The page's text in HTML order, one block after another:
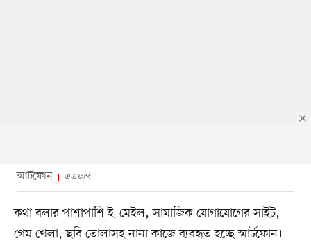
স্মার্টফোন এএফপি
কথা বলার পাশাপাশি ই–মেইল, সামাজিক যোগাযোগের সাইট,
গেম খেলা, ছবি তোলাসহ নানা কাজে ব্যবহৃত হচ্ছে স্মার্টফোন।